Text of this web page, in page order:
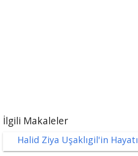
İlgili Makaleler
Halid Ziya Uşaklıgil'in Hayatı